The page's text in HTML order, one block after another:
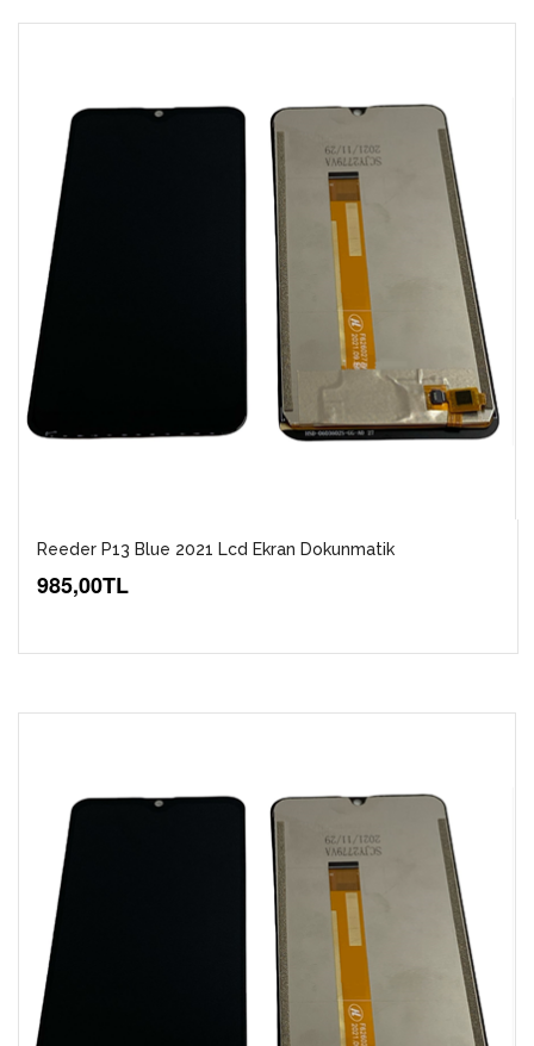
Reeder P13 Blue 2021 Lcd Ekran Dokunmatik
985,00TL